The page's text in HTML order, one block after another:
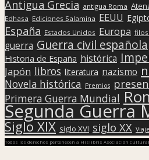
Antigua Grecia antigua Roma
Edhasa Ediciones Salamina EEUU
España Estados Unidos Europa
guerra Guerra civil española
Historia de España histórica
Japón libros literatura nazismo
Novela histórica Premios
Primera Guerra Mundial
Segunda Guerra
Siglo XIX siglo XVI siglo XX
Todos los derechos pertenecen a Hislibris Asociación cultural